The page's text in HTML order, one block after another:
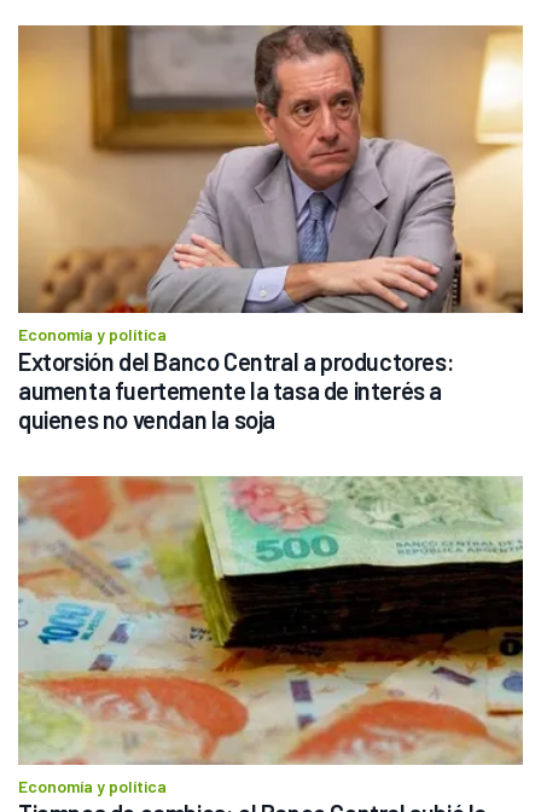
Economía y política
Extorsión del Banco Central a productores:
aumenta fuertemente la tasa de interés a
quienes no vendan la soja
Economía y política